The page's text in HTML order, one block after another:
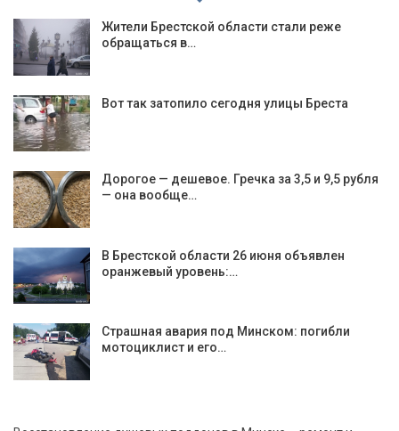
Жители Брестской области стали реже
обращаться в…
Вот так затопило сегодня улицы Бреста
Дорогое — дешевое. Гречка за 3,5 и 9,5 рубля
— она вообще…
В Брестской области 26 июня объявлен
оранжевый уровень:…
Страшная авария под Минском: погибли
мотоциклист и его…